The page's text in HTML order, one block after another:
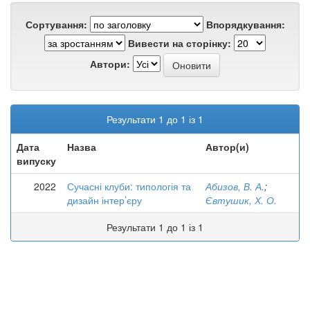
Сортування:
Впорядкування:
Вивести на сторінку:
Автори:
Результати 1 до 1 із 1
Дата
випуску
Назва Автор(и)
2022
Сучасні клуби: типологія та
дизайн інтер’єру
Абизов, В. А.;
Євтушик, Х. О.
Результати 1 до 1 із 1